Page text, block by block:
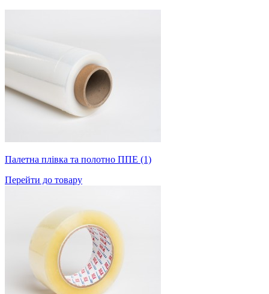
Палетна плівка та полотно ППЕ (1)
Перейти до товару